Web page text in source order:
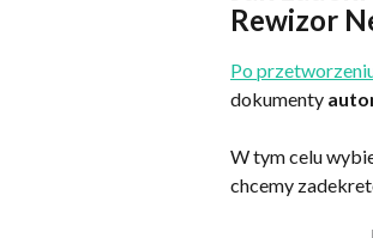
Rewizor
Po
dokumenty
W tym celu
chcemy